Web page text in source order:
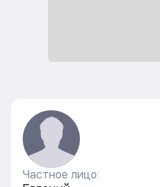
Частное лицо: